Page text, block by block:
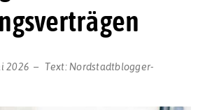
2026 Text: Nordstadtblogger-